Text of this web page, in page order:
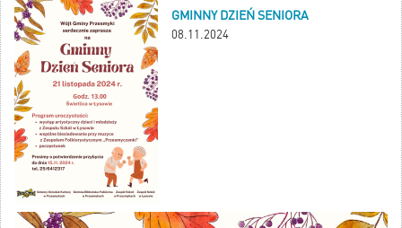
GMINNY DZIEŃ SENIORA
08.11.2024